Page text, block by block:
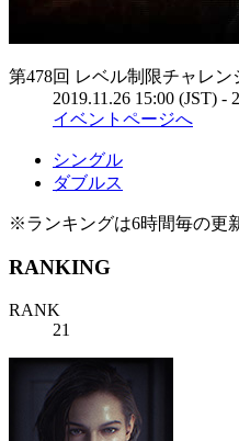
第478回 レベル制限チャレン
2019.11.26 15:00 (JST) -
イベントページへ
シングル
ダブルス
※ランキングは6時間毎の更
RANKING
RANK
21